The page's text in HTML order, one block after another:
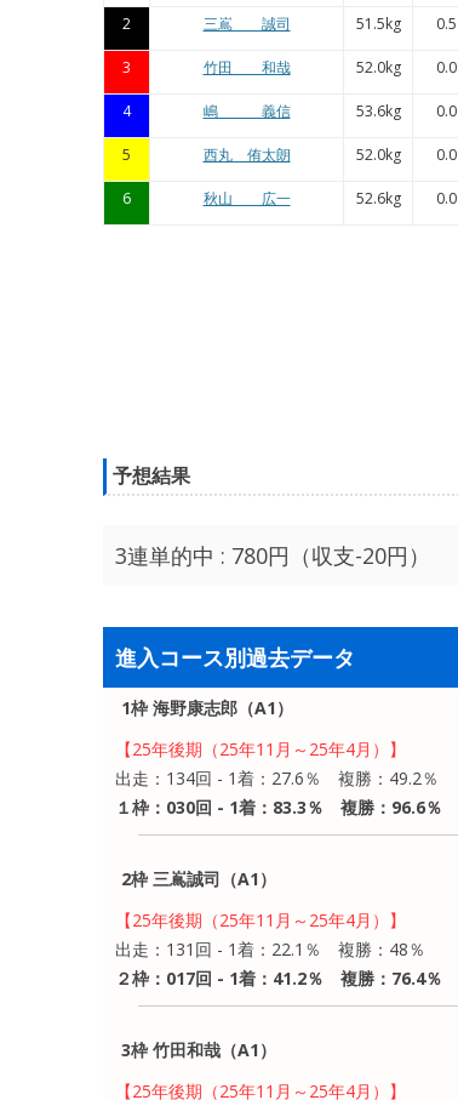
2 三嶌 誠司 51.5kg 0.5
3 竹田 和哉 52.0kg 0.0
4 嶋 義信 53.6kg 0.0
5 西丸 侑太朗 52.0kg 0.0
6 秋山 広一 52.6kg 0.0
予想結果
3連単的中 : 780円（収支-20円）
進入コース別過去データ
1枠 海野康志郎（A1）
【25年後期（25年11月～25年4月）】
出走：134回 - 1着：27.6％ 複勝：49.2％
１枠：030回 - 1着：83.3％ 複勝：96.6％
2枠 三嶌誠司（A1）
【25年後期（25年11月～25年4月）】
出走：131回 - 1着：22.1％ 複勝：48％
２枠：017回 - 1着：41.2％ 複勝：76.4％
3枠 竹田和哉（A1）
【25年後期（25年11月～25年4月）】